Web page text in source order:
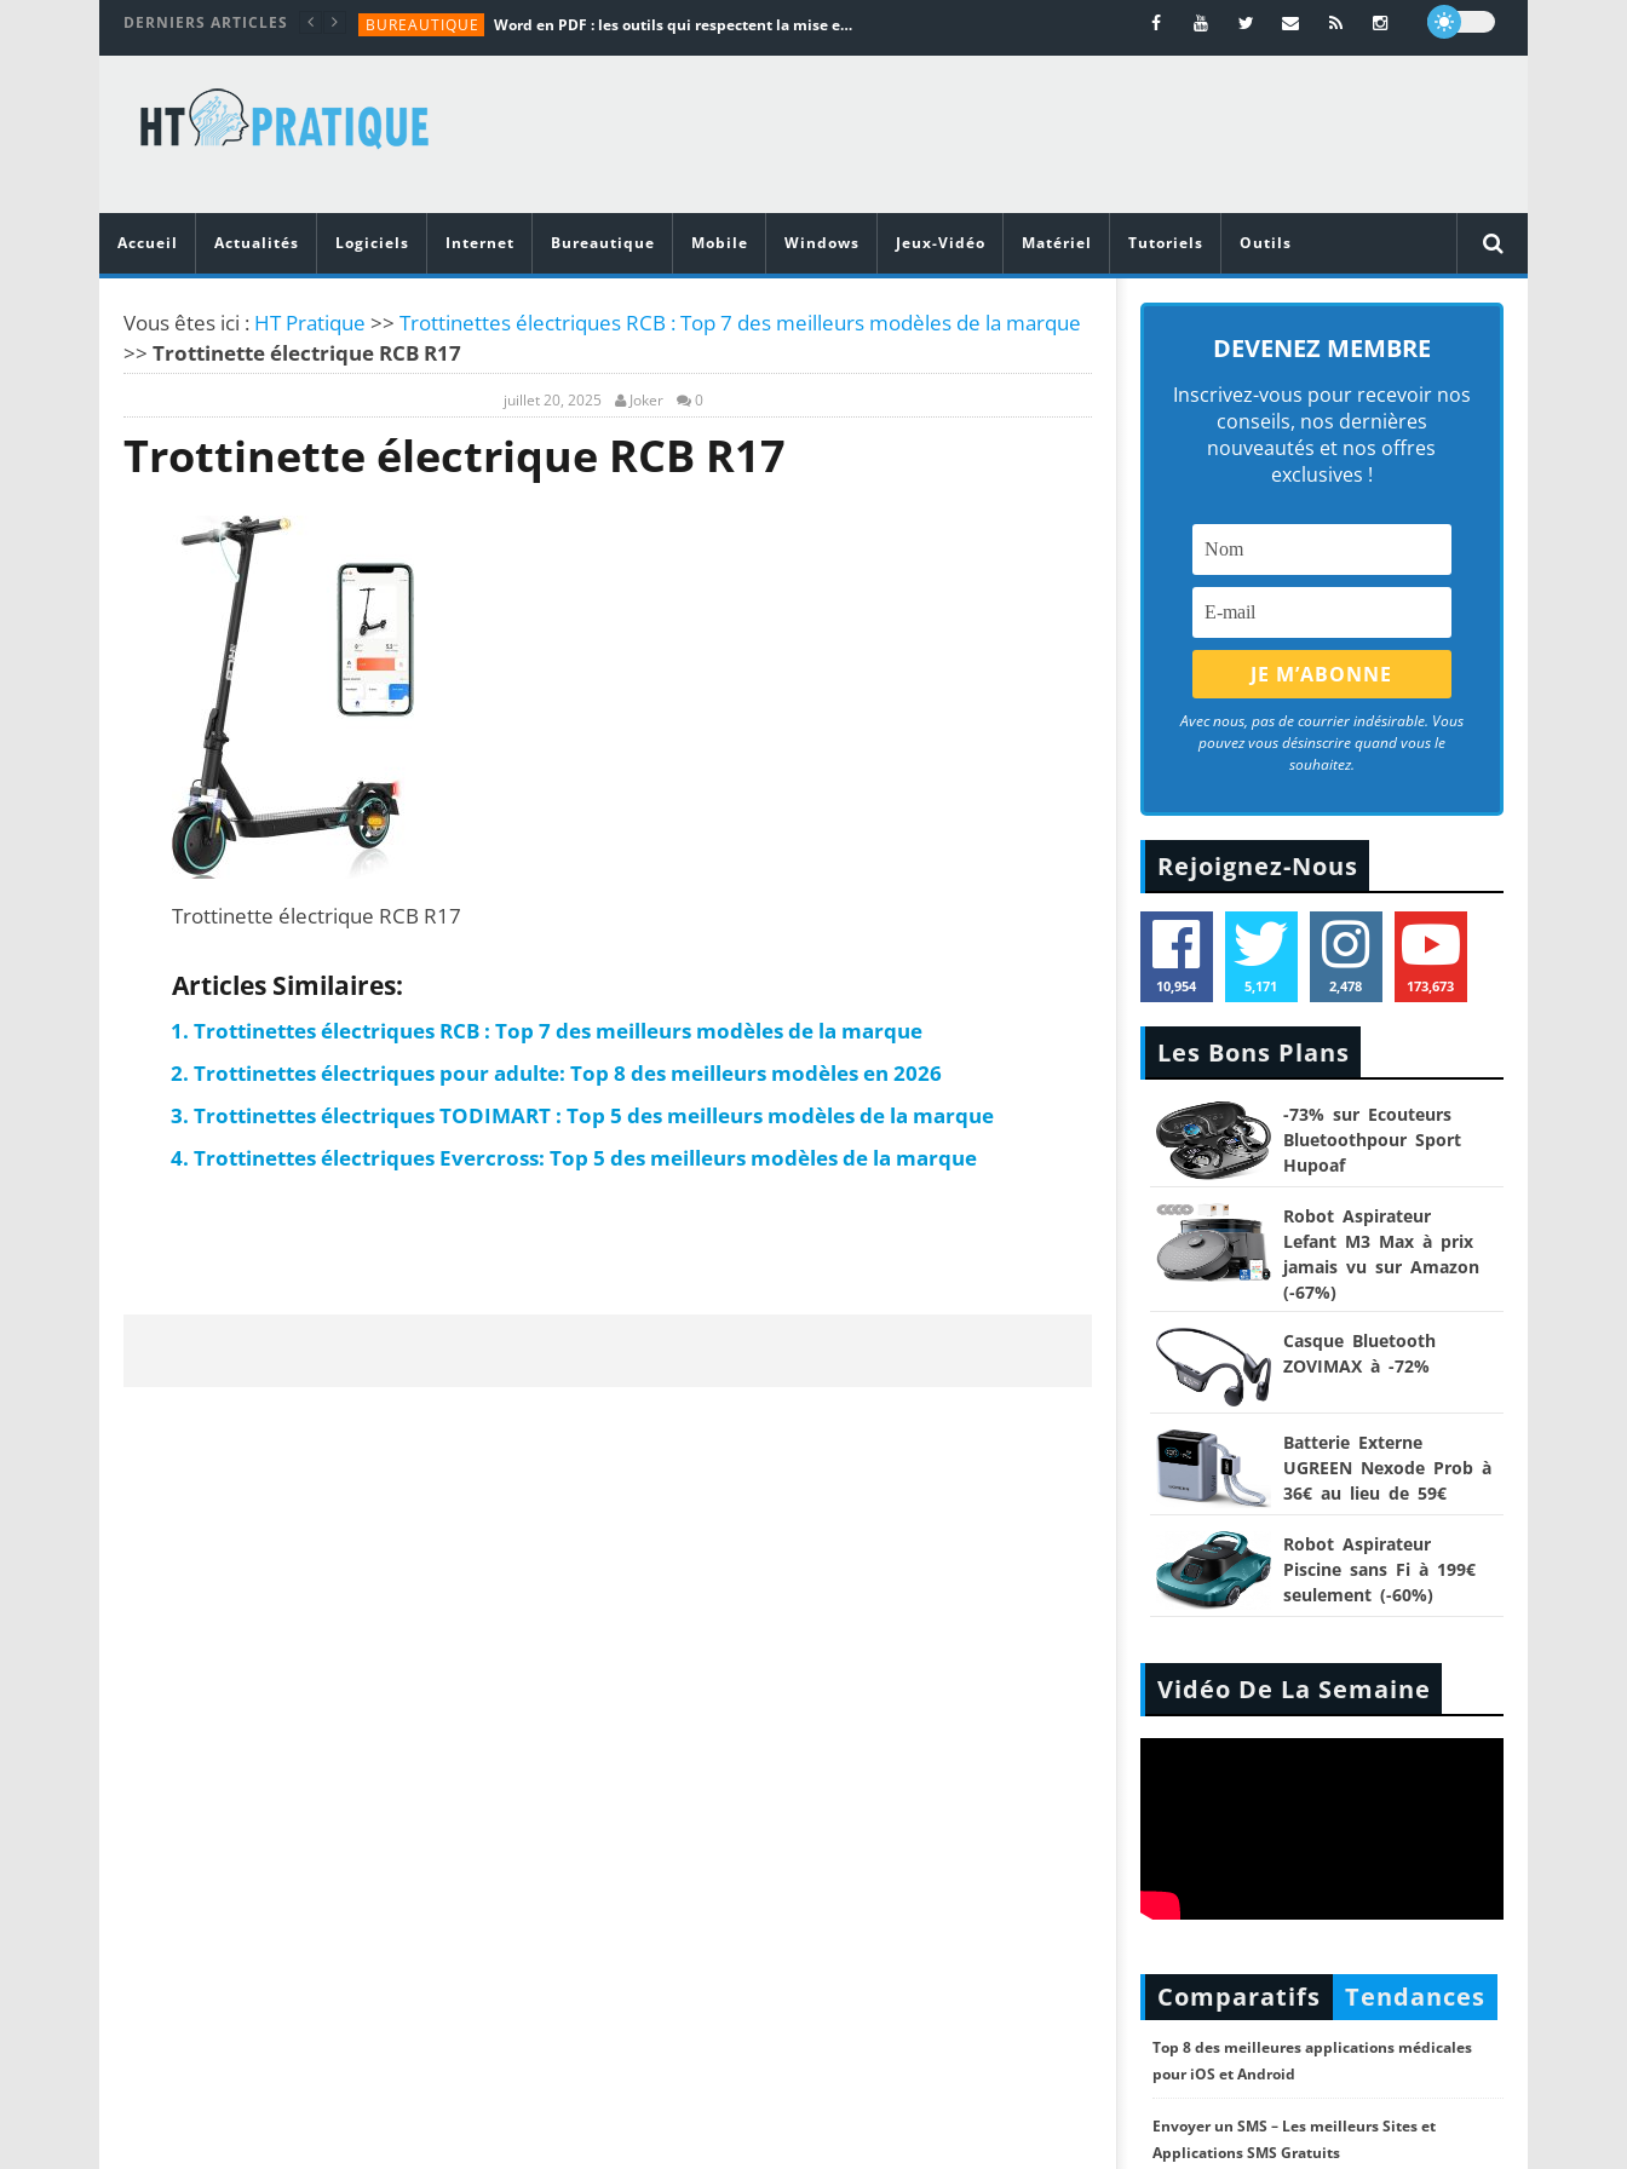
DERNIERS ARTICLES BUREAUTIQUE Word en PDF : les outils qui respectent la mise en page
TUTORIALS
MATÉRIEL
Vidéoprojecteurs Asus : Top 6 des meilleurs modèles de la marque
Accueil
Actualités Logiciels Internet Bureautique Mobile Windows Jeux-Vidéo Matériel Tutoriels Outils
Vous êtes ici : HT Pratique >> Trottinettes électriques RCB : Top 7 des meilleurs modèles de la marque
>> Trottinette électrique RCB R17
juillet 20, 2025 Joker 0
Trottinette électrique RCB R17
Trottinette électrique RCB R17
Articles Similaires:
Trottinettes électriques RCB : Top 7 des meilleurs modèles de la marque
Trottinettes électriques pour adulte: Top 8 des meilleurs modèles en 2026
Trottinettes électriques TODIMART : Top 5 des meilleurs modèles de la marque
Trottinettes électriques Evercross: Top 5 des meilleurs modèles de la marque
DEVENEZ MEMBRE
Inscrivez-vous pour recevoir nos
conseils, nos dernières
nouveautés et nos offres
exclusives !
Avec nous, pas de courrier indésirable. Vous
pouvez vous désinscrire quand vous le
souhaitez.
Rejoignez-Nous
10,954 5,171 2,478 173,673
Les Bons Plans
-73% sur Ecouteurs
Bluetoothpour Sport
Hupoaf
Robot Aspirateur
Lefant M3 Max à prix
jamais vu sur Amazon
(-67%)
Casque Bluetooth
ZOVIMAX à -72%
Batterie Externe
UGREEN Nexode Prob à
36€ au lieu de 59€
Robot Aspirateur
Piscine sans Fi à 199€
seulement (-60%)
Vidéo De La Semaine
Comparatifs Tendances
Top 8 des meilleures applications médicales
pour iOS et Android
Envoyer un SMS – Les meilleurs Sites et
Applications SMS Gratuits